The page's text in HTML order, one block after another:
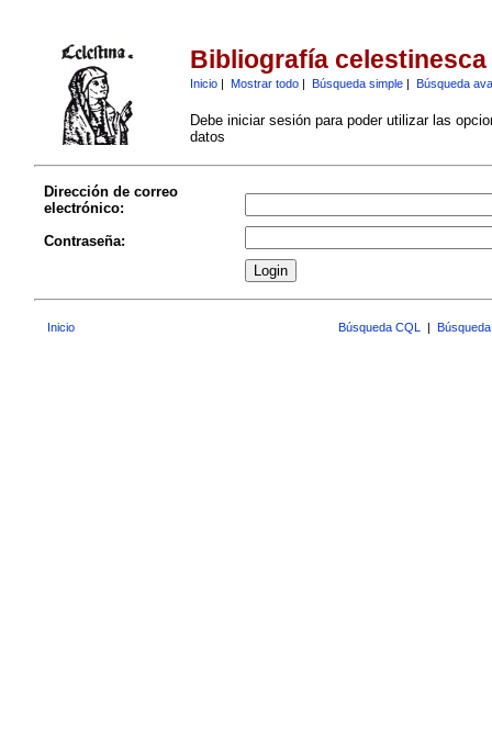
Bibliografía celestinesca
Inicio| Mostrar todo| Búsqueda simple| Búsqueda
Debe iniciar sesión para poder utilizar las
datos
Dirección de correo
electrónico:
Contraseña:
Inicio Búsqueda CQL |